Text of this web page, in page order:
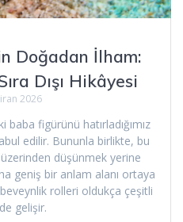
Doğadan İlham:
Dışı Hikâyesi
2026
baba figürünü hatırladığımız
edilir. Bununla birlikte, bu
düşünmek yerine
geniş bir anlam alanı ortaya
rolleri oldukça çeşitli
gelişir.